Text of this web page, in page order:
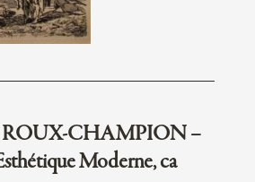
ROUX-CHAMPION –
Moderne, ca